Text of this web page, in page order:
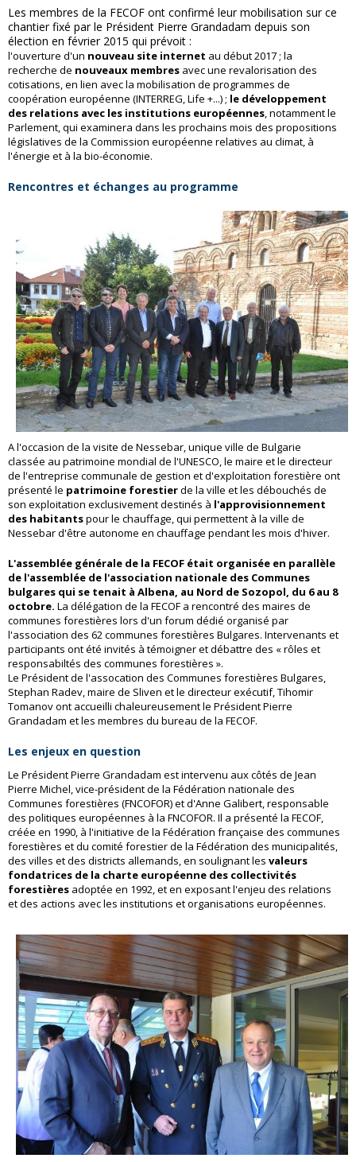
Les membres de la FECOF ont confirmé leur mobilisation sur ce
chantier fixé par le Président Pierre Grandadam depuis son
élection en février 2015 qui prévoit :
l'ouverture d'un nouveau site internet au début 2017 ; la
recherche de nouveaux membres avec une revalorisation des
cotisations, en lien avec la mobilisation de programmes de
coopération européenne (INTERREG, Life +...) ; le développement
des relations avec les institutions européennes, notamment le
Parlement, qui examinera dans les prochains mois des propositions
législatives de la Commission européenne relatives au climat, à
l'énergie et à la bio-économie.
Rencontres et échanges au programme
A l'occasion de la visite de Nessebar,unique ville de Bulgarie
classée au patrimoine mondial de l'UNESCO, le maire et le directeur
de l'entreprise communale de gestion et d'exploitation forestière ont
présenté le patrimoine forestierde la ville et les débouchés de
son exploitation exclusivement destinés à l'approvisionnement
des habitantspour le chauffage, qui permettent à la ville de
Nessebar d'être autonome en chauffage pendant les mois d'hiver.
L'assemblée générale de la FECOF était organisée en parallèle
de l'assemblée de l'association nationale des Communes
bulgares qui se tenait à Albena, au Nord de Sozopol, du 6 au 8
octobre. La délégation de la FECOF a rencontré des maires de
communes forestières lors d'un forum dédié organisé par
l'association des 62 communes forestières Bulgares. Intervenants et
participants ont été invités à témoigner et débattre des « rôles et
responsabiltés des communes forestières ».
Le Président de l'assocation des Communes forestières Bulgares,
Stephan Radev, maire de Sliven et le directeur exécutif, Tihomir
Tomanov ont accueilli chaleureusementle Président Pierre
Grandadam et les membres du bureau de la FECOF.
Les enjeux en question
Le Président Pierre Grandadam est intervenu aux côtés de Jean
Pierre Michel, vice-président de la Fédération nationale des
Communes forestières (FNCOFOR) et d'Anne Galibert, responsable
des politiques européennes à la FNCOFOR. Il a présenté la FECOF,
créée en 1990, à l'initiative de la Fédération française des communes
forestières et du comité forestier de la Fédération des municipalités,
des villes et des districts allemands, en soulignant les valeurs
fondatrices de la charte européenne des collectivités
forestières adoptée en 1992, et en exposant l'enjeu des relations
et des actions avec les institutions et organisations européennes.